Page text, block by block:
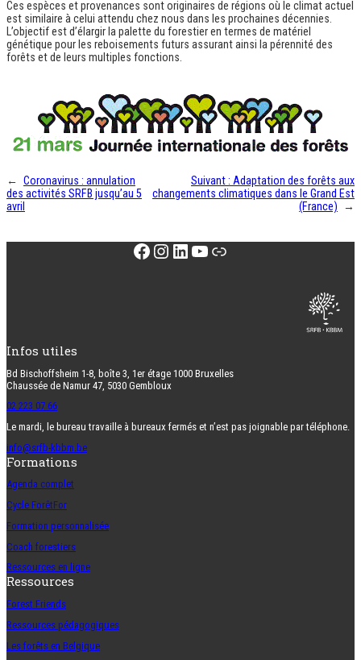
Ces espèces et provenances sont originaires de régions où le climat actuel
est similaire à celui attendu chez nous dans les prochaines décennies.
L’objectif est d’élargir la palette du forestier en termes de matériel
génétique pour les reboisements futurs assurant ainsi la pérennité des
forêts et de leurs multiples fonctions.
← Coronavirus : annulation
des activités SRFB jusqu’au 5
avril
Suivant : Adaptation des forêts aux
changements climatiques dans le Grand Est
(France)
→
Facebook
Instagram
LinkedIn
YouTube
Lien
Infos utiles
Bd Bischoffsheim 1-8, boîte 3, 1er étage 1000 Bruxelles
Chaussée de Namur 47, 5030 Gembloux
02 223 07 66
Le mardi, le bureau travaille à bureaux fermés et n’est pas joignable par téléphone.
info@srfb-kbbm.be
Formations
Agenda complet
Cycle ForêtFor
Formation personnalisée
Coach forestiers
Ressources en ligne
Ressources
Forest Friends
Ressources pédagogiques
Les forêts en Belgique